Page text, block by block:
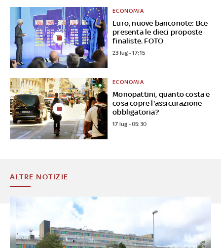
Euro, nuove banconote: Bce
presenta le dieci proposte
finaliste. FOTO
ECONOMIA
23 lug - 17:15
Monopattini, quanto costa e
cosa copre l'assicurazione
obbligatoria?
ECONOMIA
17 lug - 05:30
ALTRE NOTIZIE